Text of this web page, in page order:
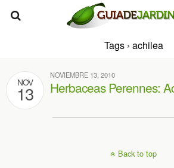
Tags › achilea
NOV
13
NOVIEMBRE 13, 2010
Herbaceas Perennes:
Back to top